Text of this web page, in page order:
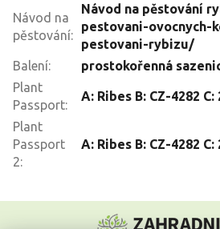
Návod na
pěstování:
Návod na pěstování
pestovani-ovocnych-
pestovani-rybizu/
Balení:
prostokořenná
Plant
Passport:
A: Ribes B: CZ-4282 C:
Plant
Passport
2:
A: Ribes B: CZ-4282 C: